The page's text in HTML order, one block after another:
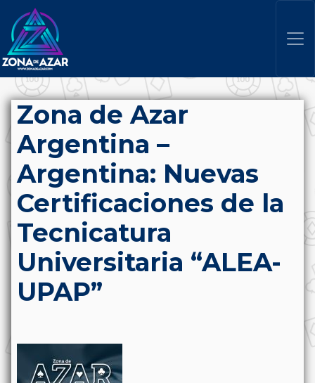
Zona de Azar
Argentina –
Argentina: Nuevas
Certificaciones de la
Tecnicatura
Universitaria “ALEA-
UPAP”